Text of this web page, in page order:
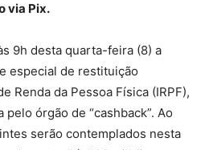
via Pix.
9h desta quarta-feira (8) a
especial de restituição
Renda da Pessoa Física (IRPF),
órgão de “cashback”. Ao
serão contemplados nesta